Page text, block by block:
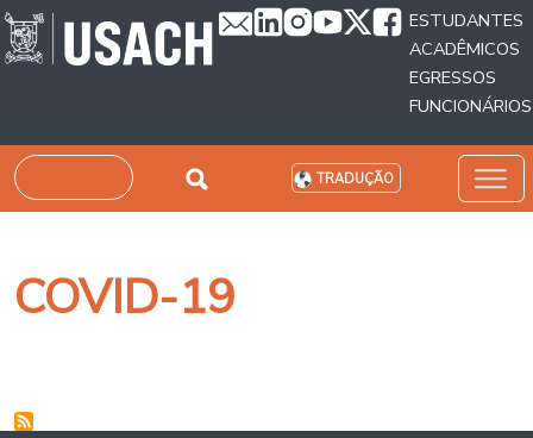
Passar para o conteúdo principal
ESTUDANTES
ACADÊMICOS
EGRESSOS
FUNCIONÁRIOS
Pesquisar TRADUÇÃO
COVID-19